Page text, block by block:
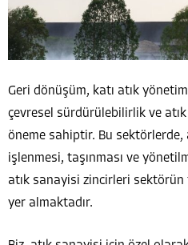
Geri dönüşüm, katı atık
çevresel sürdürülebilirlik ve
öneme sahiptir. Bu sektörlerde,
işlenmesi, taşınması ve
atık sanayisi zincirleri sektörün
yer almaktadır.